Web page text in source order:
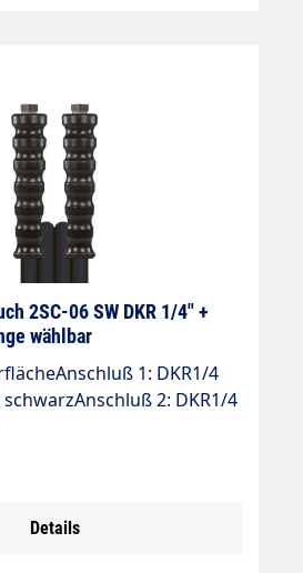
2SC-06 SW DKR 1/4" +
wählbar
1: DKR1/4
2: DKR1/4
6Typ:
gewickelte
schwarzMax. 400 bar / 150
Details